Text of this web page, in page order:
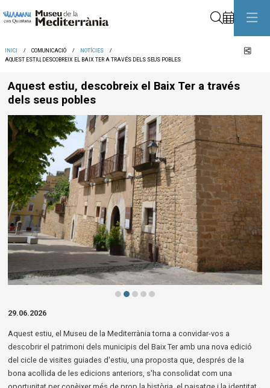
INICI COMUNICACIÓ
NOTÍCIES
AQUEST ESTIU, DESCOBREIX EL BAIX TER A TRAVÉS DELS SEUS POBLES
Aquest estiu, descobreix el Baix Ter a través
dels seus pobles
29.06.2026
Aquest estiu, el Museu de la Mediterrània torna a convidar-vos a
descobrir el patrimoni dels municipis del Baix Ter amb una nova edició
del cicle de visites guiades d'estiu, una proposta que, després de la
bona acollida de les edicions anteriors, s'ha consolidat com una